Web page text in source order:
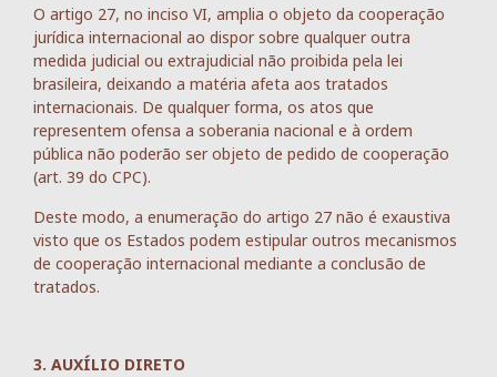
O artigo 27, no inciso VI, amplia o objeto da cooperação
jurídica internacional ao dispor sobre qualquer outra
medida judicial ou extrajudicial não proibida pela lei
brasileira, deixando a matéria afeta aos tratados
internacionais. De qualquer forma, os atos que
representem ofensa a soberania nacional e à ordem
pública não poderão ser objeto de pedido de cooperação
(art. 39 do CPC).
Deste modo, a enumeração do artigo 27 não é exaustiva
visto que os Estados podem estipular outros mecanismos
de cooperação internacional mediante a conclusão de
tratados.
3. AUXÍLIO DIRETO